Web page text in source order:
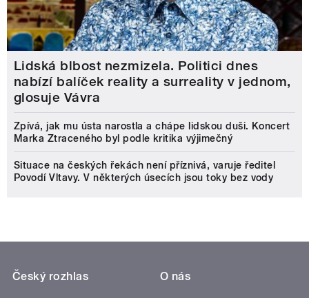
Lidská blbost nezmizela. Politici dnes
nabízí balíček reality a surreality v jednom,
glosuje Vávra
Zpívá, jak mu ústa narostla a chápe lidskou duši. Koncert
Marka Ztraceného byl podle kritika výjimečný
Situace na českých řekách není příznivá, varuje ředitel
Povodí Vltavy. V některých úsecích jsou toky bez vody
Český rozhlas
O nás